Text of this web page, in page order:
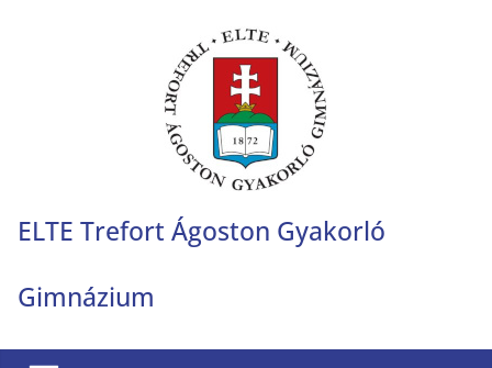
ELTE Trefort Ágoston Gyakorló
Gimnázium